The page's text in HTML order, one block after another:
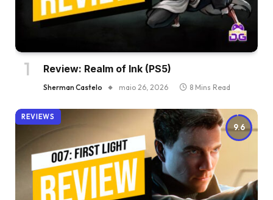
Review: Realm of Ink (PS5)
Sherman Castelo maio 26, 2026 8 Mins Read
9.6
REVIEWS